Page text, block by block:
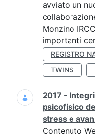
avviato un
Monzino
importanti
REGISTRO
TWINS
2017 -
psicofisico
stress e
Contenuto